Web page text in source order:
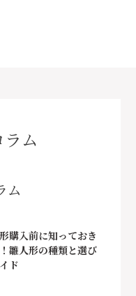
ム
ム
購入前に知っておき
雛人形の種類と選び
ド